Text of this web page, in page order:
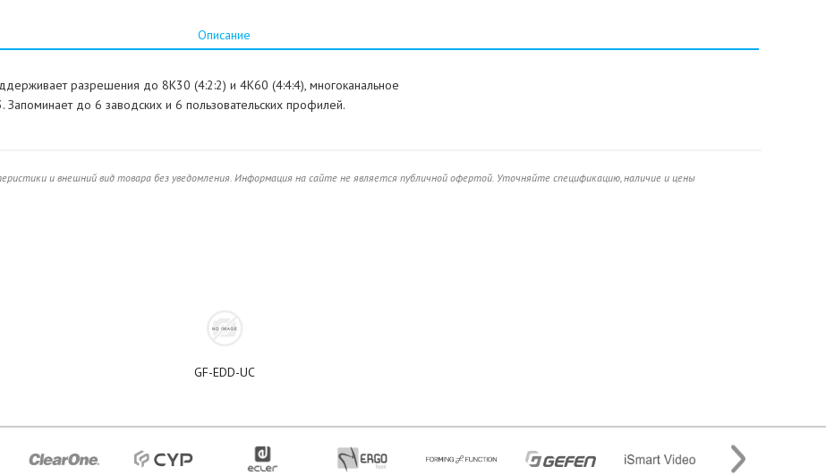
Описание
разрешения до 8К30 (4:2:2) и 4К60 (4:4:4), многоканальное
до 6 заводских и 6 пользовательских профилей.
и внешний вид товара без уведомления. Информация на сайте не является публичной офертой. Уточняйте спецификацию, наличие и цены
GF-EDD-UC